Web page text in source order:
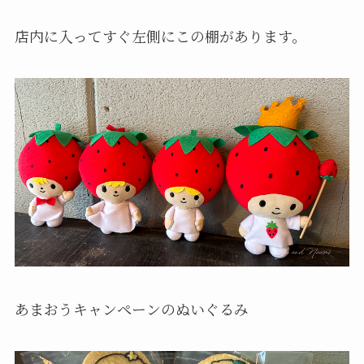
店内に入ってすぐ左側にこの棚があります。
あまおうキャンペーンのぬいぐるみ